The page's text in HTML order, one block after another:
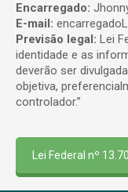
Encarregado:
E-mail:
Previsão legal: Lei
identidade e as
deverão ser
objetiva,
controlador.”
Lei Federal nº